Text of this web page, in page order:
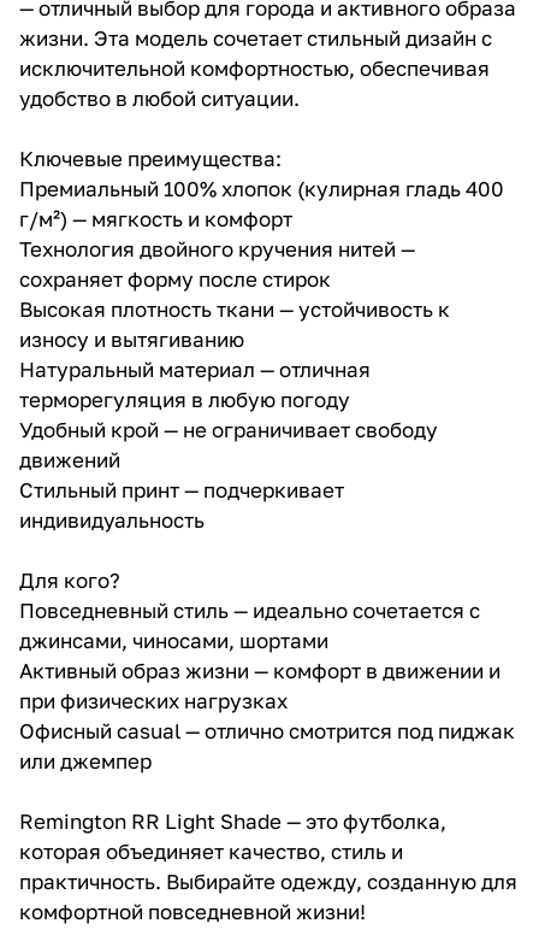
— отличный выбор для города и активного образа
жизни. Эта модель сочетает стильный дизайн с
исключительной комфортностью, обеспечивая
удобство в любой ситуации.
Ключевые преимущества:
Премиальный 100% хлопок (кулирная гладь 400
г/м²) — мягкость и комфорт
Технология двойного кручения нитей —
сохраняет форму после стирок
Высокая плотность ткани — устойчивость к
износу и вытягиванию
Натуральный материал — отличная
терморегуляция в любую погоду
Удобный крой — не ограничивает свободу
движений
Стильный принт — подчеркивает
индивидуальность
Для кого?
Повседневный стиль — идеально сочетается с
джинсами, чиносами, шортами
Активный образ жизни — комфорт в движении и
при физических нагрузках
Офисный casual — отлично смотрится под пиджак
или джемпер
Remington RR Light Shade — это футболка,
которая объединяет качество, стиль и
практичность. Выбирайте одежду, созданную для
комфортной повседневной жизни!